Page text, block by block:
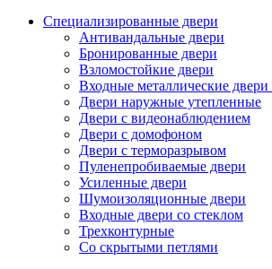
Специализированные двери
Антивандальные двери
Бронированные двери
Взломостойкие двери
Входные металлические двери
Двери наружные утепленные
Двери с видеонаблюдением
Двери с домофоном
Двери с терморазрывом
Пуленепробиваемые двери
Усиленные двери
Шумоизоляционные двери
Входные двери со стеклом
Трехконтурные
Со скрытыми петлями